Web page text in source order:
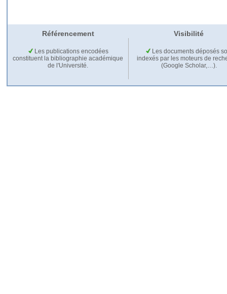
Référencement Visibilité
Les publications encodées
constituent la bibliographie académique
de l'Université.
Les documents déposés
indexés par les moteurs de
(Google Scholar,…).